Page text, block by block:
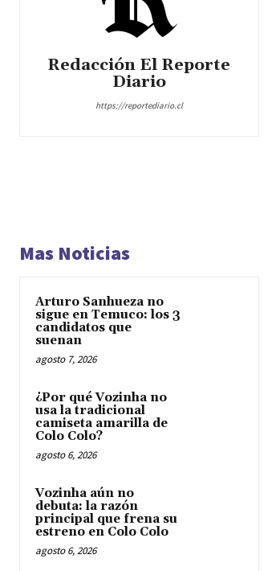
Redacción El Reporte
Diario
https://reportediario.cl
Mas Noticias
Arturo Sanhueza no
sigue en Temuco: los 3
candidatos que
suenan
agosto 7, 2026
¿Por qué Vozinha no
usa la tradicional
camiseta amarilla de
Colo Colo?
agosto 6, 2026
Vozinha aún no
debuta: la razón
principal que frena su
estreno en Colo Colo
agosto 6, 2026